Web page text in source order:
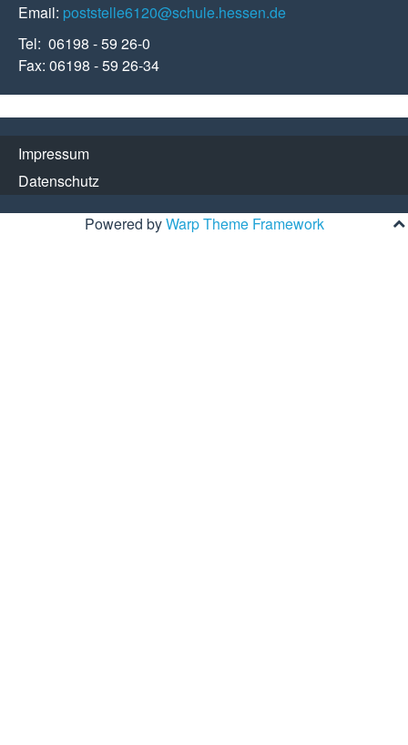
Email: poststelle6120@schule.hessen.de
Tel: 06198 - 59 26-0
Fax: 06198 - 59 26-34
Impressum
Datenschutz
Powered byWarp Theme Framework